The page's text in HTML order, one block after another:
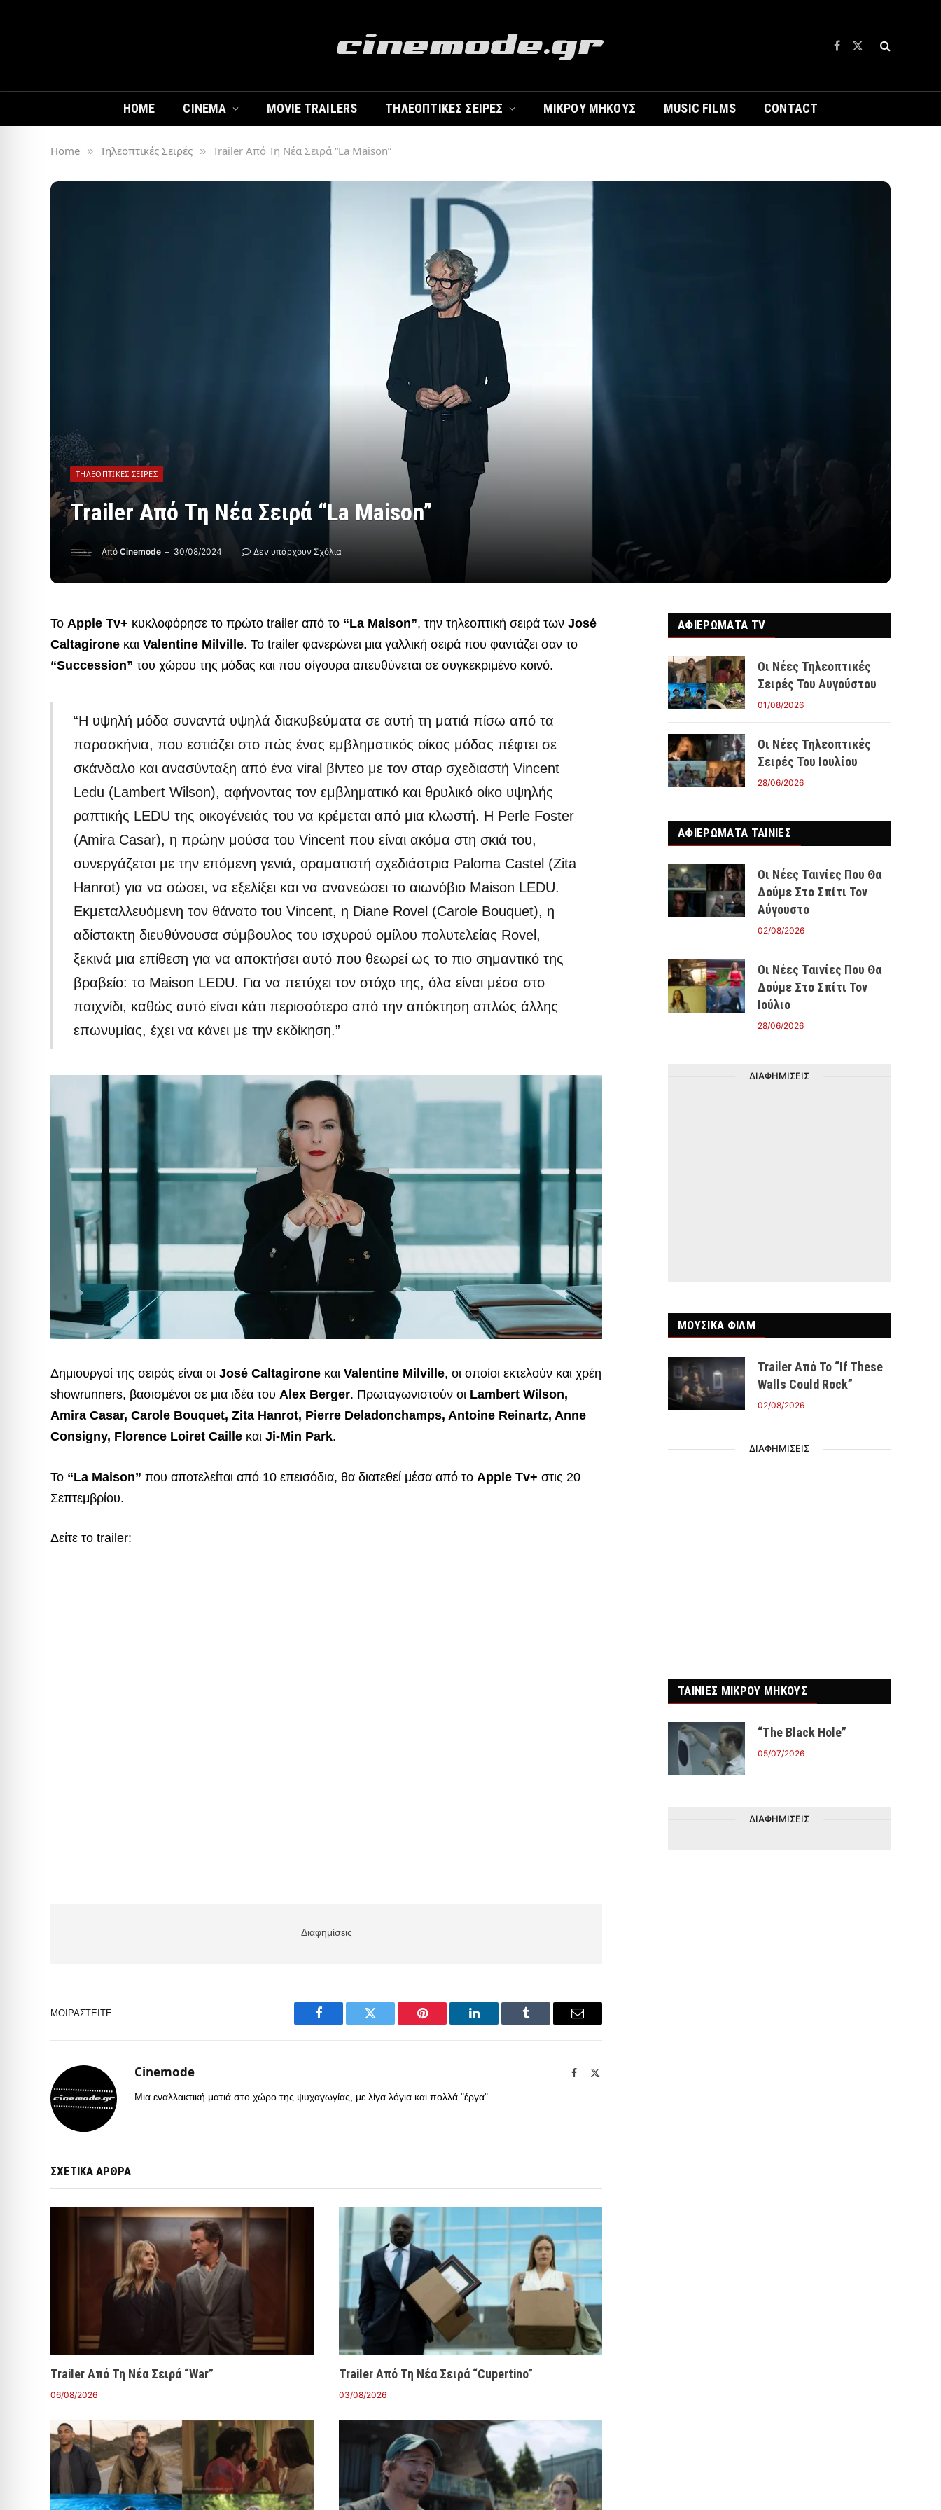
Facebook
X
HOME CINEMA MOVIE TRAILERS ΤΗΛΕΟΠΤΙΚΈΣ ΣΕΙΡΈΣ ΜΙΚΡΟΎ ΜΉΚΟΥΣ MUSIC FILMS CONTACT
Home » Τηλεοπτικές Σειρές » Trailer Από Τη Νέα Σειρά “La Maison”
ΤΗΛΕΟΠΤΙΚΈΣ ΣΕΙΡΈΣ
Trailer Από Τη Νέα Σειρά “La Maison”
Από Cinemode 30/08/2024 Δεν υπάρχουν Σχόλια
Το Apple Tv+ κυκλοφόρησε το πρώτο trailer από το “La Maison”, την τηλεοπτική σειρά των José
Caltagirone και Valentine Milville. Το trailer φανερώνει μια γαλλική σειρά που φαντάζει σαν το
“Succession” του χώρου της μόδας και που σίγουρα απευθύνεται σε συγκεκριμένο κοινό.
“Η υψηλή μόδα συναντά υψηλά διακυβεύματα σε αυτή τη ματιά πίσω από τα
παρασκήνια, που εστιάζει στο πώς ένας εμβληματικός οίκος μόδας πέφτει σε
σκάνδαλο και ανασύνταξη από ένα viral βίντεο με τον σταρ σχεδιαστή Vincent
Ledu (Lambert Wilson), αφήνοντας τον εμβληματικό και θρυλικό οίκο υψηλής
ραπτικής LEDU της οικογένειάς του να κρέμεται από μια κλωστή. Η Perle Foster
(Amira Casar), η πρώην μούσα του Vincent που είναι ακόμα στη σκιά του,
συνεργάζεται με την επόμενη γενιά, οραματιστή σχεδιάστρια Paloma Castel (Zita
Hanrot) για να σώσει, να εξελίξει και να ανανεώσει το αιωνόβιο Maison LEDU.
Εκμεταλλευόμενη τον θάνατο του Vincent, η Diane Rovel (Carole Bouquet), η
αδίστακτη διευθύνουσα σύμβουλος του ισχυρού ομίλου πολυτελείας Rovel,
ξεκινά μια επίθεση για να αποκτήσει αυτό που θεωρεί ως το πιο σημαντικό της
βραβείο: το Maison LEDU. Για να πετύχει τον στόχο της, όλα είναι μέσα στο
παιχνίδι, καθώς αυτό είναι κάτι περισσότερο από την απόκτηση απλώς άλλης
επωνυμίας, έχει να κάνει με την εκδίκηση.”
Δημιουργοί της σειράς είναι οι José Caltagirone και Valentine Milville, οι οποίοι εκτελούν και χρέη
showrunners, βασισμένοι σε μια ιδέα του Alex Berger. Πρωταγωνιστούν οι Lambert Wilson,
Amira Casar, Carole Bouquet, Zita Hanrot, Pierre Deladonchamps, Antoine Reinartz, Anne
Consigny, Florence Loiret Caille και Ji-Min Park.
Το “La Maison” που αποτελείται από 10 επεισόδια, θα διατεθεί μέσα από το Apple Tv+ στις 20
Σεπτεμβρίου.
Δείτε το trailer:
Διαφημίσεις
ΜΟΙΡΑΣΤΕΊΤΕ.
Facebook Twitter Pinterest LinkedIn Tumblr Email
Cinemode Facebook
Μια εναλλακτική ματιά στο χώρο της ψυχαγωγίας, με λίγα λόγια και πολλά "έργα".
ΣΧΕΤΙΚΑ ΑΡΘΡΑ
Trailer Από Τη Νέα Σειρά “War”
06/08/2026
Trailer Από Τη Νέα Σειρά “Cupertino”
03/08/2026
ΑΦΙΕΡΩΜΑΤΑ TV
Οι Νέες Τηλεοπτικές
Σειρές Του Αυγούστου
01/08/2026
Οι Νέες Τηλεοπτικές
Σειρές Του Ιουλίου
28/06/2026
ΑΦΙΕΡΩΜΑΤΑ ΤΑΙΝΊΕΣ
Οι Νέες Ταινίες Που Θα
Δούμε Στο Σπίτι Τον
Αύγουστο
02/08/2026
Οι Νέες Ταινίες Που Θα
Δούμε Στο Σπίτι Τον
Ιούλιο
28/06/2026
ΔΙΑΦΗΜΙΣΕΙΣ
ΜΟΥΣΙΚΑ ΦΙΛΜ
Trailer Από Το “If These
Walls Could Rock”
02/08/2026
ΔΙΑΦΗΜΙΣΕΙΣ
ΤΑΙΝΙΕΣ ΜΙΚΡΟΥ ΜΗΚΟΥΣ
“The Black Hole”
05/07/2026
ΔΙΑΦΗΜΙΣΕΙΣ